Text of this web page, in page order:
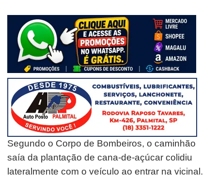
Segundo o Corpo de Bombeiros, o caminhão
saía da plantação de cana-de-açúcar colidiu
lateralmente com o veículo ao entrar na vicinal.